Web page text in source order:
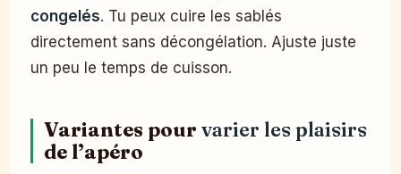
congelés. Tu peux cuire les sablés
directement sans décongélation. Ajuste juste
un peu le temps de cuisson.
Variantes pour varier les plaisirs
de l’apéro